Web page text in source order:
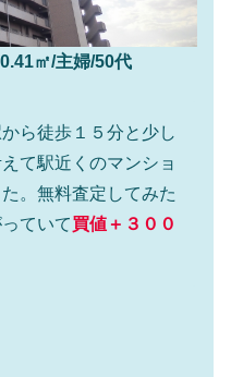
㎡/主婦/50代
ら徒歩１５分と少し
て駅近くのマンショ
。無料査定してみた
ていて買値＋３００